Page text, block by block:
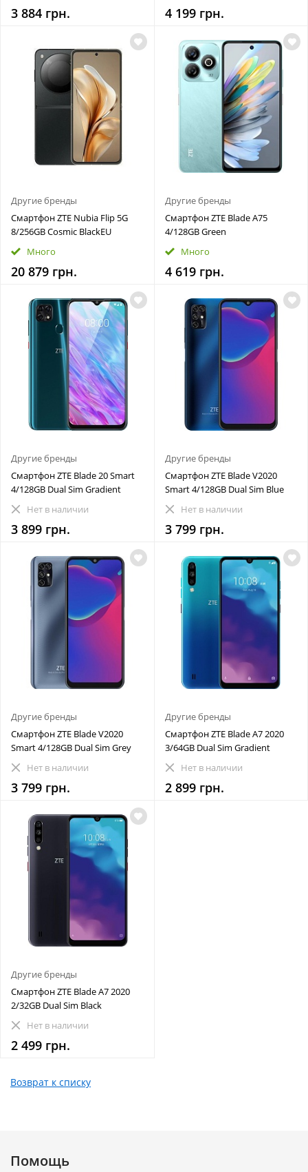
3 884 грн. 4 199 грн.
Другие бренды
Смартфон ZTE Nubia Flip 5G
8/256GB Cosmic BlackEU
Много
20 879 грн.
Другие бренды
Смартфон ZTE Blade A75
4/128GB Green
Много
4 619 грн.
Другие бренды
Смартфон ZTE Blade 20 Smart
4/128GB Dual Sim Gradient
Нет в наличии
3 899 грн.
Другие бренды
Смартфон ZTE Blade V2020
Smart 4/128GB Dual Sim Blue
Нет в наличии
3 799 грн.
Другие бренды
Смартфон ZTE Blade V2020
Smart 4/128GB Dual Sim Grey
Нет в наличии
3 799 грн.
Другие бренды
Смартфон ZTE Blade A7 2020
3/64GB Dual Sim Gradient
Нет в наличии
2 899 грн.
Другие бренды
Смартфон ZTE Blade A7 2020
2/32GB Dual Sim Black
Нет в наличии
2 499 грн.
Возврат к списку
Помощь